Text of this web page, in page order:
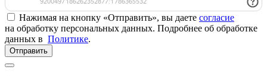
Нажимая на кнопку «Отправить», вы даете согласие
на обработку персональных данных. Подробнее об обработке
данных в Политике.
Отправить